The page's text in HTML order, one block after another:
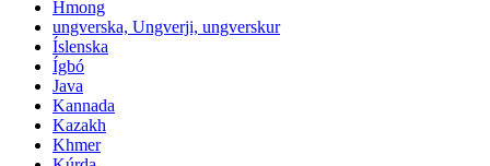
Hmong
ungverska, Ungverji, ungverskur
Íslenska
Ígbó
Java
Kannada
Kazakh
Khmer